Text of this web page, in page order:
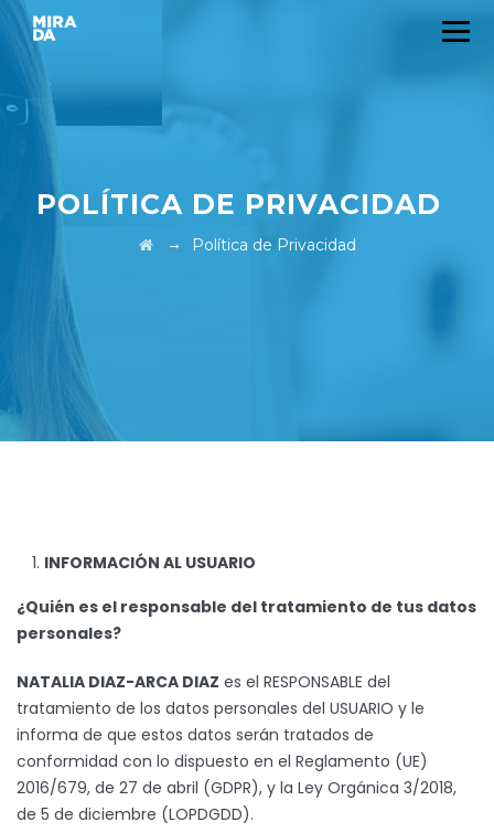
POLÍTICA DE PRIVACIDAD
→ Política de Privacidad
INFORMACIÓN AL USUARIO
¿Quién es el responsable del tratamiento de tus datos
personales?
NATALIA DIAZ-ARCA DIAZ es el RESPONSABLE del
tratamiento de los datos personales del USUARIO y le
informa de que estos datos serán tratados de
conformidad con lo dispuesto en el Reglamento (UE)
2016/679, de 27 de abril (GDPR), y la Ley Orgánica 3/2018,
de 5 de diciembre (LOPDGDD).